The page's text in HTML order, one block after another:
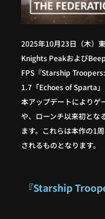
2025年10月23日（木）
Knights Peakおよび
FPS『Starship
1.7「Echoes of Sparta」
本アップデートによりゲ
や、ローンチ以来初とな
ます。これらは本作の1
されるものとなります。
『Starship